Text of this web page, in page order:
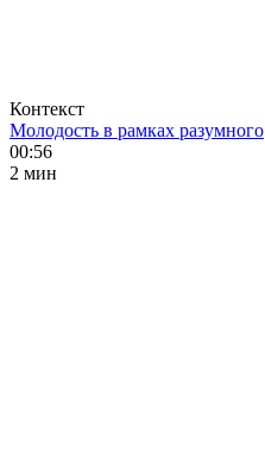
Контекст
Молодость в рамках разумного
00:56
2 мин